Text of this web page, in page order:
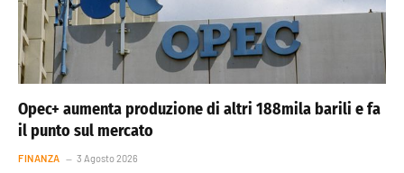
Opec+ aumenta produzione di altri 188mila barili e fa
il punto sul mercato
FINANZA 3 Agosto 2026